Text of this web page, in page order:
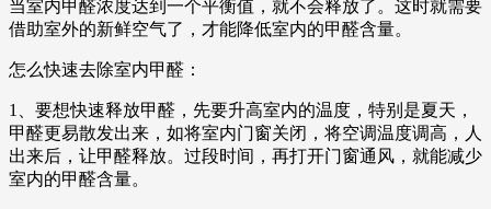
当室内甲醛浓度达到一个平衡值，就不会释放了。这时就需要
借助室外的新鲜空气了，才能降低室内的甲醛含量。
怎么快速去除室内甲醛：
1、要想快速释放甲醛，先要升高室内的温度，特别是夏天，
甲醛更易散发出来，如将室内门窗关闭，将空调温度调高，人
出来后，让甲醛释放。过段时间，再打开门窗通风，就能减少
室内的甲醛含量。